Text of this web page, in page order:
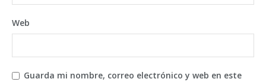
Web
Guarda mi nombre, correo electrónico y web en este